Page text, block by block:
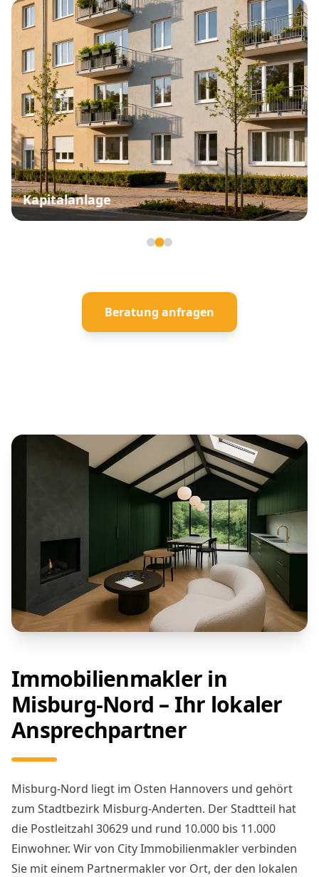
Kapitalanlage
Beratung anfragen
Immobilienmakler in
Misburg-Nord – Ihr lokaler
Ansprechpartner
Misburg-Nord liegt im Osten Hannovers und gehört
zum Stadtbezirk Misburg-Anderten. Der Stadtteil hat
die Postleitzahl 30629 und rund 10.000 bis 11.000
Einwohner. Wir von City Immobilienmakler verbinden
Sie mit einem Partnermakler vor Ort, der den lokalen